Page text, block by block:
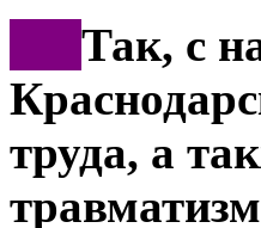
Так, с
труда, а